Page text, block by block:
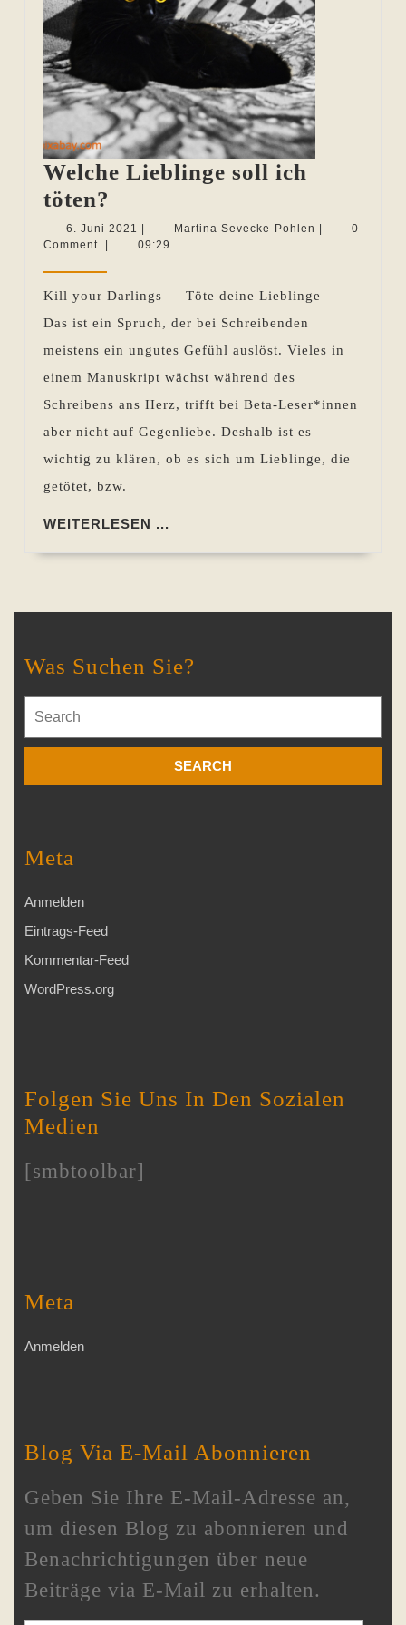
Welche Lieblinge soll ich
töten?
Lieblinge
soll
töten?
6. Juni 2021 6.
Juni
Martina Sevecke-Pohlen Martina
0
Comment
09:29
Kill your Darlings — Töte deine Lieblinge —
Das ist ein Spruch, der bei Schreibenden
meistens ein ungutes Gefühl auslöst. Vieles in
einem Manuskript wächst während des
Schreibens ans Herz, trifft bei Beta-Leser*innen
aber nicht auf Gegenliebe. Deshalb ist es
wichtig zu klären, ob es sich um Lieblinge, die
getötet, bzw.
WEITERLESEN ...
Was Suchen Sie?
for:
Meta
Anmelden
Eintrags-Feed
Kommentar-Feed
WordPress.org
Folgen Sie Uns In Den Sozialen
Medien
[smbtoolbar]
Meta
Anmelden
Blog Via E-Mail Abonnieren
Geben Sie Ihre E-Mail-Adresse an,
um diesen Blog zu abonnieren und
Benachrichtigungen über neue
Beiträge via E-Mail zu erhalten.